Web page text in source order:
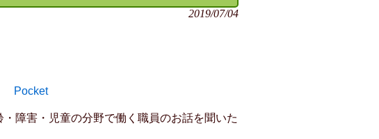
2019/07/04
Pocket
障害・児童の分野で働く職員のお話を聞いた